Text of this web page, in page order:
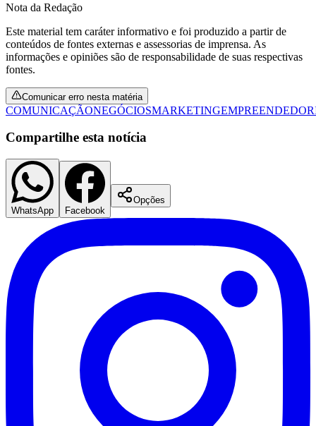
Nota da Redação
Este material tem caráter informativo e foi produzido a partir de
conteúdos de fontes externas e assessorias de imprensa. As
informações e opiniões são de responsabilidade de suas respectivas
fontes.
Comunicar erro nesta matéria
COMUNICAÇÃONEGÓCIOSMARKETING
Compartilhe esta notícia
WhatsApp Facebook
Opções